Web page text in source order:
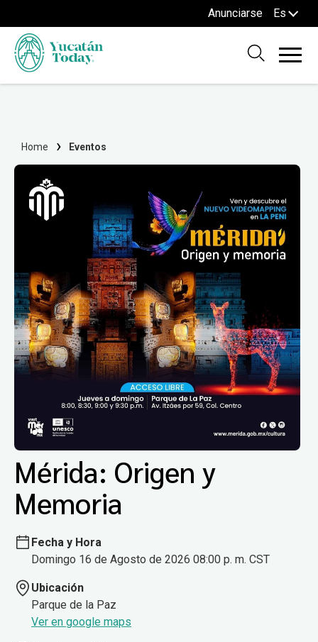
Anunciarse Es
Home Eventos
Mérida: Origen y
Memoria
Fecha y Hora
Domingo 16 de Agosto de 2026 08:00 p. m. CST
Ubicación
Parque de la Paz
Ver en google maps